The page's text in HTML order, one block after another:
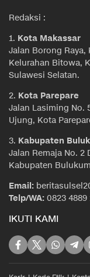
Redaksi :
1. Kota Makassar
Jalan Borong Raya,
Kelurahan Bitowa,
Sulawesi Selatan.
2. Kota Parepare
Jalan Lasiming No.
Ujung, Kota
3. Kabupaten
Jalan Remaja No. 2
Kabupaten
Email:
Telp/WA: 0823 4889
IKUTI KAMI